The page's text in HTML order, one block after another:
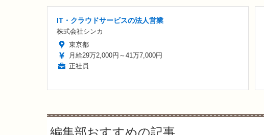
IT・クラウドサービスの法人営業
株式会社シンカ
東京都
月給29万2,000円～41万7,000円
正社員